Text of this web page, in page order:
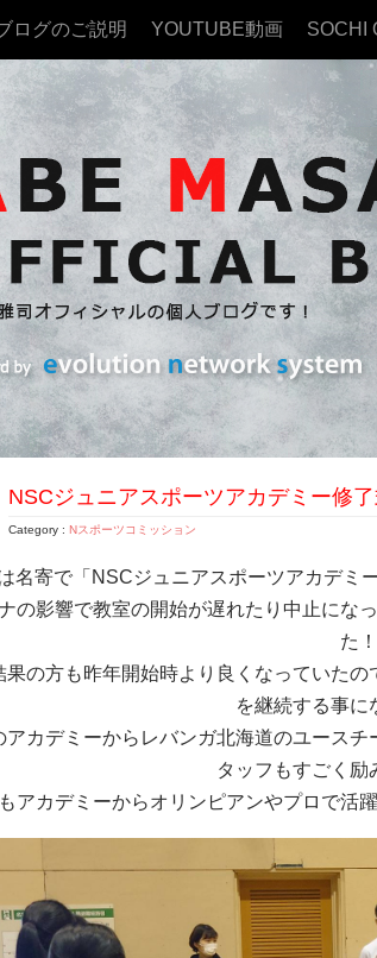
ログのご説明 YOUTUBE動画 SOCHI
NSCジュニアスポーツアカデミー修
Category : Nスポーツコミッション
名寄で「NSCジュニアスポーツアカデミ
の影響で教室の開始が遅れたり中止にな
た！
果の方も昨年開始時より良くなっていた
を継続する事に
アカデミーからレバンガ北海道のユース
タッフもすごく励
アカデミーからオリンピアンやプロで活